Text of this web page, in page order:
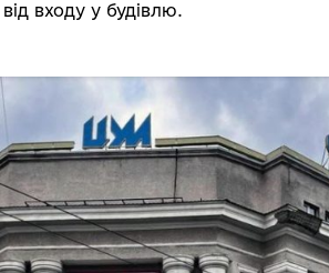
входу у будівлю.